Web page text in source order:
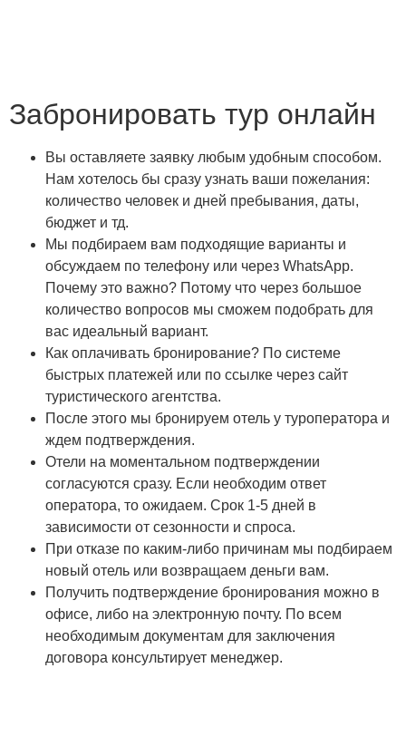
Забронировать тур онлайн
Вы оставляете заявку любым удобным способом.
Нам хотелось бы сразу узнать ваши пожелания:
количество человек и дней пребывания, даты,
бюджет и тд.
Мы подбираем вам подходящие варианты и
обсуждаем по телефону или через WhatsApp.
Почему это важно? Потому что через большое
количество вопросов мы сможем подобрать для
вас идеальный вариант.
Как оплачивать бронирование? По системе
быстрых платежей или по ссылке через сайт
туристического агентства.
После этого мы бронируем отель у туроператора и
ждем подтверждения.
Отели на моментальном подтверждении
согласуются сразу. Если необходим ответ
оператора, то ожидаем. Срок 1-5 дней в
зависимости от сезонности и спроса.
При отказе по каким-либо причинам мы подбираем
новый отель или возвращаем деньги вам.
Получить подтверждение бронирования можно в
офисе, либо на электронную почту. По всем
необходимым документам для заключения
договора консультирует менеджер.